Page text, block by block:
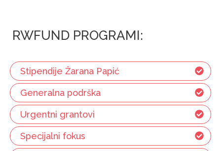
RWFUND PROGRAMI:
Stipendije Žarana Papić
Generalna podrška
Urgentni grantovi
Specijalni fokus